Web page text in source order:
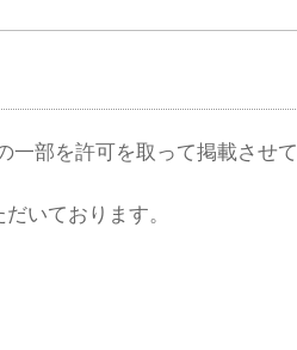
一部を許可を取って掲載させて
いております。